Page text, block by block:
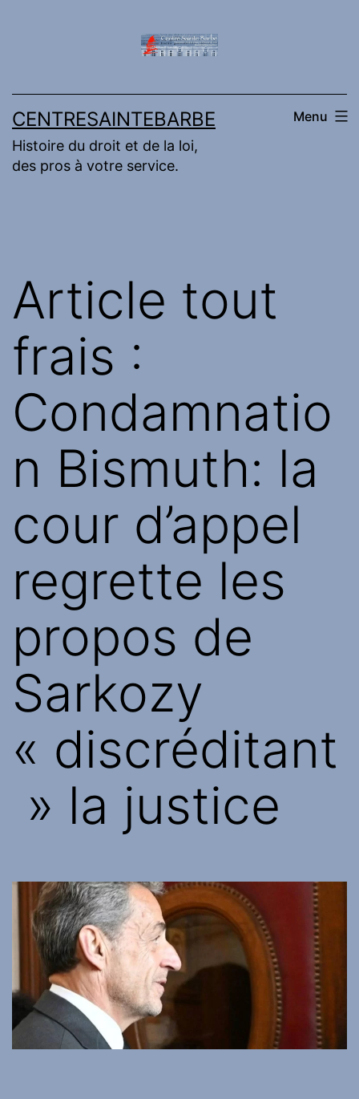
CENTRESAINTEBARBE
Histoire du droit et de la loi,
des pros à votre service.
Menu
Article tout
frais :
Condamnatio
n Bismuth: la
cour d’appel
regrette les
propos de
Sarkozy
« discréditant
» la justice